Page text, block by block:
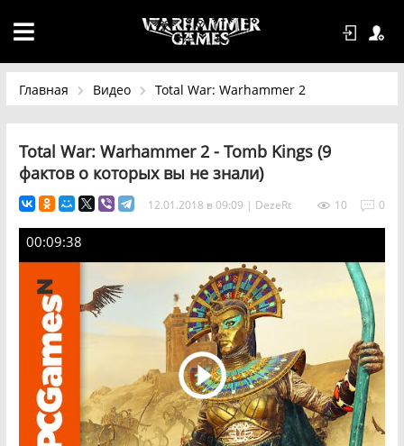
Главная Видео Total War: Warhammer 2
Total War: Warhammer 2 - Tomb Kings (9
фактов о которых вы не знали)
12.01.2018 в 09:09 | DezeRt 0
10
00:09:38